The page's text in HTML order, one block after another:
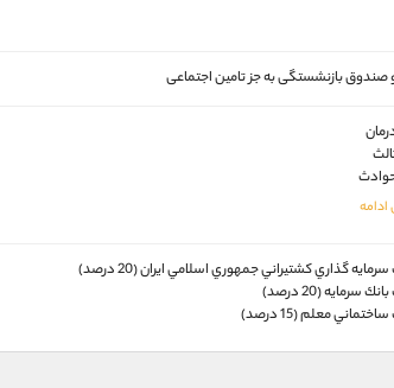
صندوق‌ بازنشستگی به جز تامین اجتماعی
گذاري كشتيراني جمهوري اسلامي ايران (20 درصد)
سرمايه (20 درصد)
معلم (15 درصد)